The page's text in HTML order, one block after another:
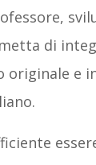
di
originale e